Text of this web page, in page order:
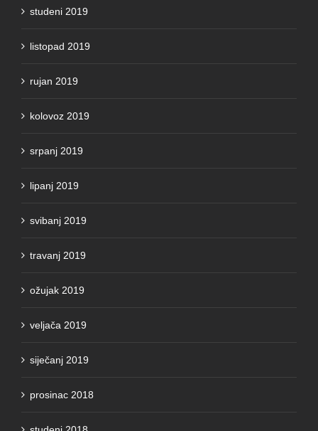
studeni 2019
listopad 2019
rujan 2019
kolovoz 2019
srpanj 2019
lipanj 2019
svibanj 2019
travanj 2019
ožujak 2019
veljača 2019
siječanj 2019
prosinac 2018
studeni 2018